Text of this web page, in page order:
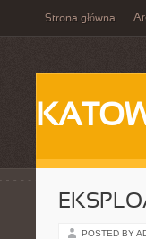
Strona główna
POSTED BY